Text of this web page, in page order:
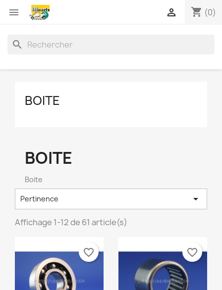
 shopping_cart (0)

search
BOITE
BOITE
Boite
Pertinence 
Affichage 1-12 de 61 article(s)
favorite_border favorite_border